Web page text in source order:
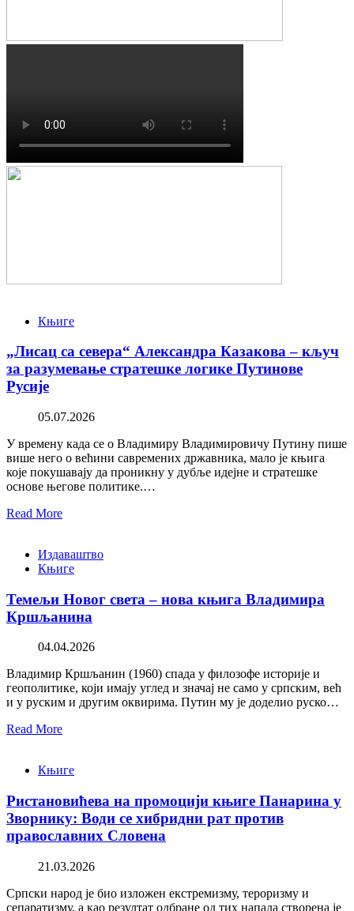
Књиге
„Лисац са севера“ Александра Казакова – кључ
за разумевање стратешке логике Путинове
Русије
05.07.2026
У времену када се о Владимиру Владимировичу Путину пише
више него о већини савремених државника, мало је књига
које покушавају да проникну у дубље идејне и стратешке
основе његове политике.…
Read More
Издаваштво
Књиге
Темељи Новог света – нова књига Владимира
Кршљанина
04.04.2026
Владимир Кршљанин (1960) спада у филозофе историје и
геополитике, који имају углед и значај не само у српским, већ
и у руским и другим оквирима. Путин му је доделио руско…
Read More
Књиге
Ристановићева на промоцији књиге Панарина у
Зворнику: Води се хибридни рат против
православних Словена
21.03.2026
Српски народ је био изложен екстремизму, тероризму и
сепаратизму, а као резултат одбране од тих напада створена је